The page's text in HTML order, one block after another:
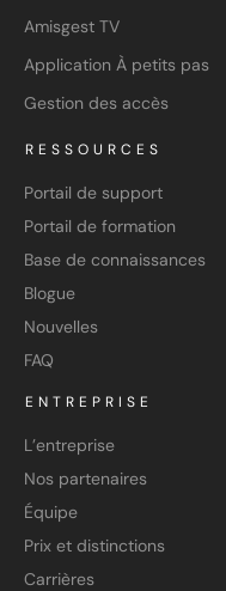
Amisgest TV
Application À petits pas
Gestion des accès
RESSOURCES
Portail de support
Portail de formation
Base de connaissances
Blogue
Nouvelles
FAQ
ENTREPRISE
L’entreprise
Nos partenaires
Équipe
Prix et distinctions
Carrières